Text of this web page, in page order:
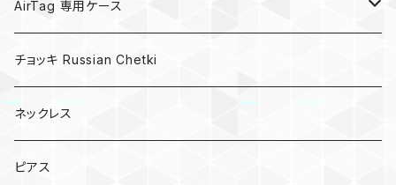
AirTag 専用ケース
AirTagキーリング
チョッキ Russian Chetki
ネックレス
ピアス